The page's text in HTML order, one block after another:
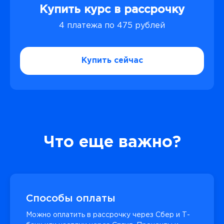
Купить курс в рассрочку
4 платежа по 475 рублей
Купить сейчас
Что еще важно?
Способы оплаты
Можно оплатить в рассрочку через Сбер и Т-